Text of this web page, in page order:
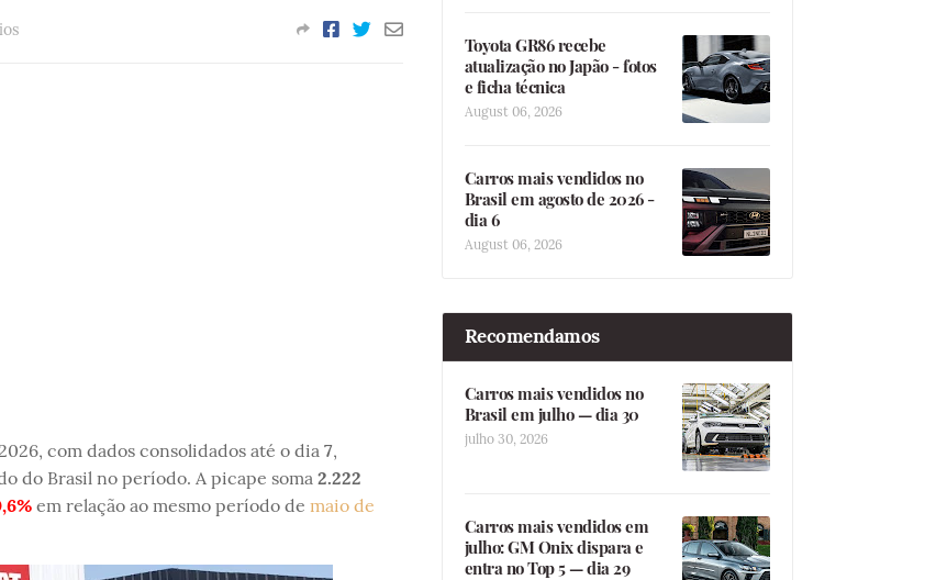
com dados consolidados até o dia 7,
do Brasil no período. A picape soma 2.222
em relação ao mesmo período de maio de
Toyota GR86 recebe
atualização no Japão - fotos
e ficha técnica
August 06, 2026
Carros mais vendidos no
Brasil em agosto de 2026 -
dia 6
August 06, 2026
Recomendamos
Carros mais vendidos no
Brasil em julho — dia 30
julho 30, 2026
Carros mais vendidos em
julho: GM Onix dispara e
entra no Top 5 — dia 29